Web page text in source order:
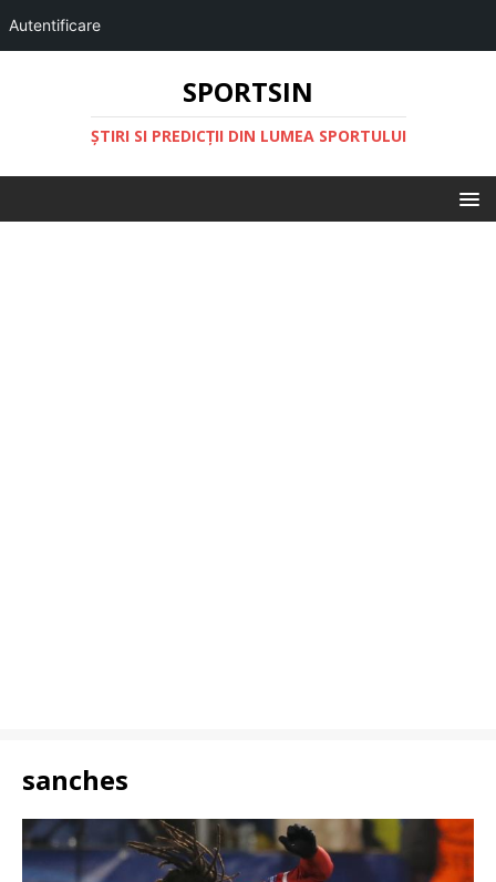
Autentificare
SPORTSIN
ŞTIRI SI PREDICŢII DIN LUMEA SPORTULUI
sanches